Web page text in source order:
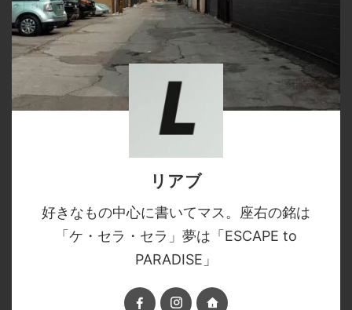
リアブ
好きなもの中心に書いてマス。座右の銘は
「ケ・セラ・セラ」夢は「ESCAPE to
PARADISE」